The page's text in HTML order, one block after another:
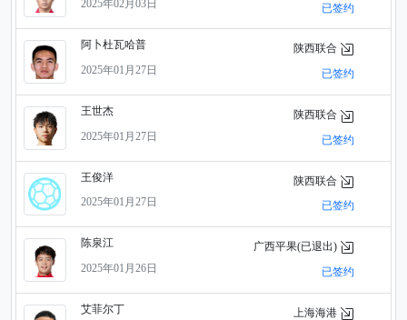
2025年02月03日
已签约
阿卜杜瓦哈普
2025年01月27日
陕西联合
已签约
王世杰
2025年01月27日
陕西联合
已签约
王俊洋
2025年01月27日
陕西联合
已签约
陈泉江
2025年01月26日
广西平果(已退出)
已签约
艾菲尔丁 上海海港